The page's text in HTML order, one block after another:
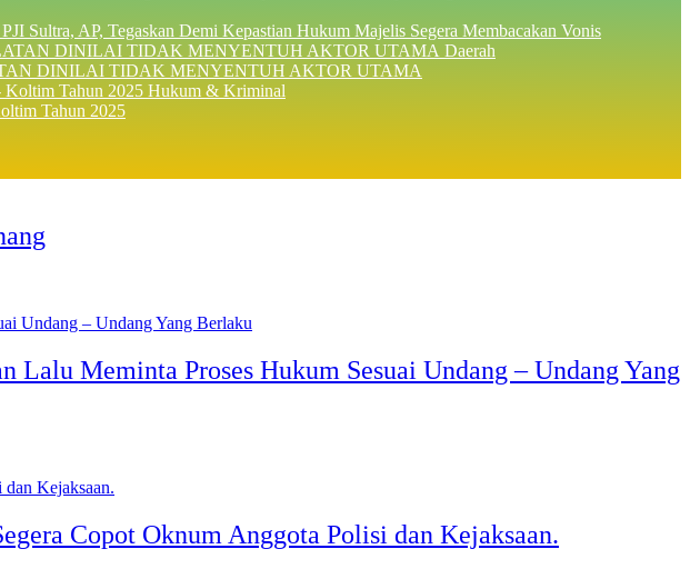
Sultra, AP, Tegaskan Demi Kepastian Hukum Majelis Segera Membacakan Vonis
Daerah
DINILAI TIDAK MENYENTUH AKTOR UTAMA
Hukum & Kriminal
Tahun 2025
Meminta Proses Hukum Sesuai Undang – Undang Yang
Copot Oknum Anggota Polisi dan Kejaksaan.